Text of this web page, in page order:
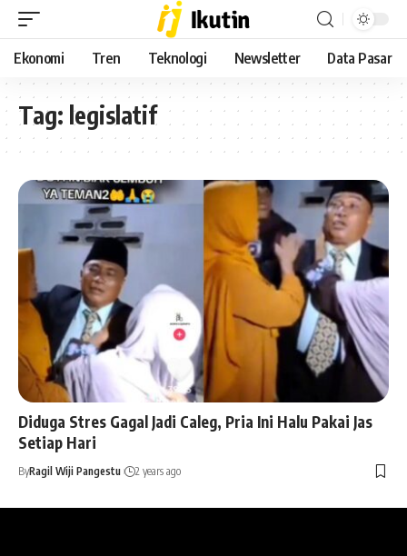
Ekonomi Tren Teknologi Newsletter Data Pasar
Tag: legislatif
Diduga Stres Gagal Jadi Caleg, Pria Ini Halu Pakai Jas
Setiap Hari
ByRagil Wiji Pangestu 2 years ago